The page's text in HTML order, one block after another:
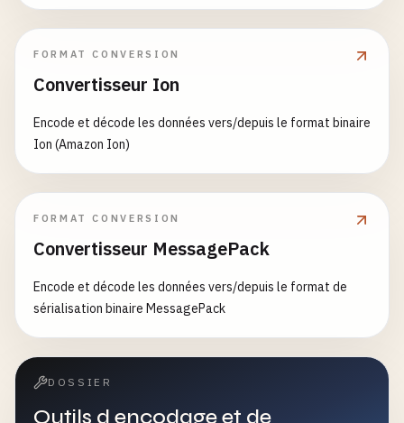
FORMAT CONVERSION
Convertisseur Ion
Encode et décode les données vers/depuis le format binaire
Ion (Amazon Ion)
FORMAT CONVERSION
Convertisseur MessagePack
Encode et décode les données vers/depuis le format de
sérialisation binaire MessagePack
DOSSIER
Outils d encodage et de